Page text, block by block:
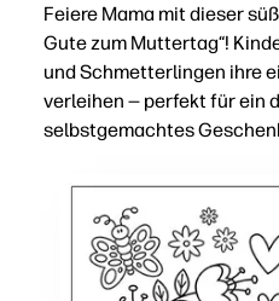
Feiere Mama mit dieser
Gute zum Muttertag“!
und Schmetterlingen ihre
verleihen — perfekt für ein
selbstgemachtes
Print-and-Go — Sie
Fesselt alle
Baut Fähigkeiten auf —
Eignet sich als